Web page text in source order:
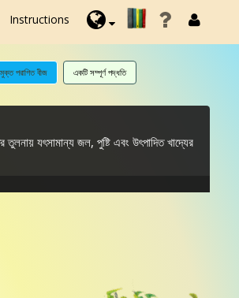
Instructions
পরাগিত বীজ একটি সম্পূর্ণ পদ্ধতি
তুলনায় যৎসামান্য জল, পুষ্টি এবং উৎপাদিত খাদ্যের